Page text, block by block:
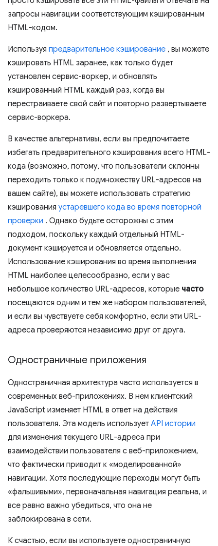
запросы навигации соответствующим кэшированным
HTML-кодом.
Используя предварительное кэширование , вы можете
кэшировать HTML заранее, как только будет
установлен сервис-воркер, и обновлять
кэшированный HTML каждый раз, когда вы
перестраиваете свой сайт и повторно развертываете
сервис-воркера.
В качестве альтернативы, если вы предпочитаете
избегать предварительного кэширования всего HTML-
кода (возможно, потому, что пользователи склонны
переходить только к подмножеству URL-адресов на
вашем сайте), вы можете использовать стратегию
кэширования устаревшего кода во время повторной
проверки . Однако будьте осторожны с этим
подходом, поскольку каждый отдельный HTML-
документ кэшируется и обновляется отдельно.
Использование кэширования во время выполнения
HTML наиболее целесообразно, если у вас
небольшое количество URL-адресов, которые часто
посещаются одним и тем же набором пользователей,
и если вы чувствуете себя комфортно, если эти URL-
адреса проверяются независимо друг от друга.
Одностраничные приложения
Одностраничная архитектура часто используется в
современных веб-приложениях. В нем клиентский
JavaScript изменяет HTML в ответ на действия
пользователя. Эта модель использует API истории
для изменения текущего URL-адреса при
взаимодействии пользователя с веб-приложением,
что фактически приводит к «моделированной»
навигации. Хотя последующие переходы могут быть
«фальшивыми», первоначальная навигация реальна, и
все равно важно убедиться, что она не
заблокирована в сети.
К счастью, если вы используете одностраничную